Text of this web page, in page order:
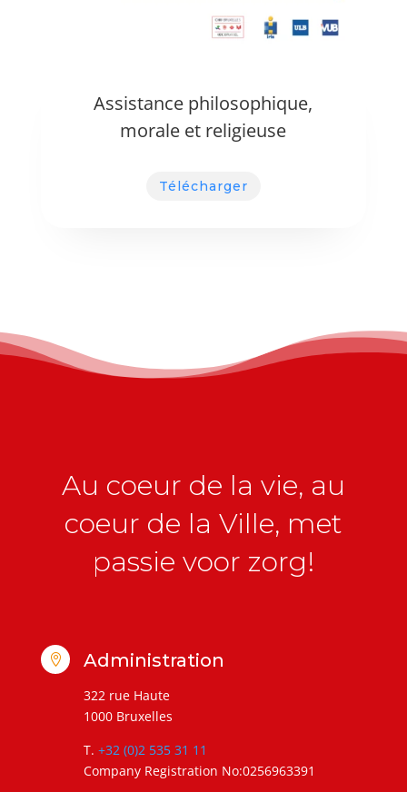
Assistance philosophique,
morale et religieuse
Télécharger
Au coeur de la vie, au
coeur de la Ville, met
passie voor zorg!
 Administration
322 rue Haute
1000 Bruxelles
T. +32 (0)2 535 31 11
Company Registration No:0256963391